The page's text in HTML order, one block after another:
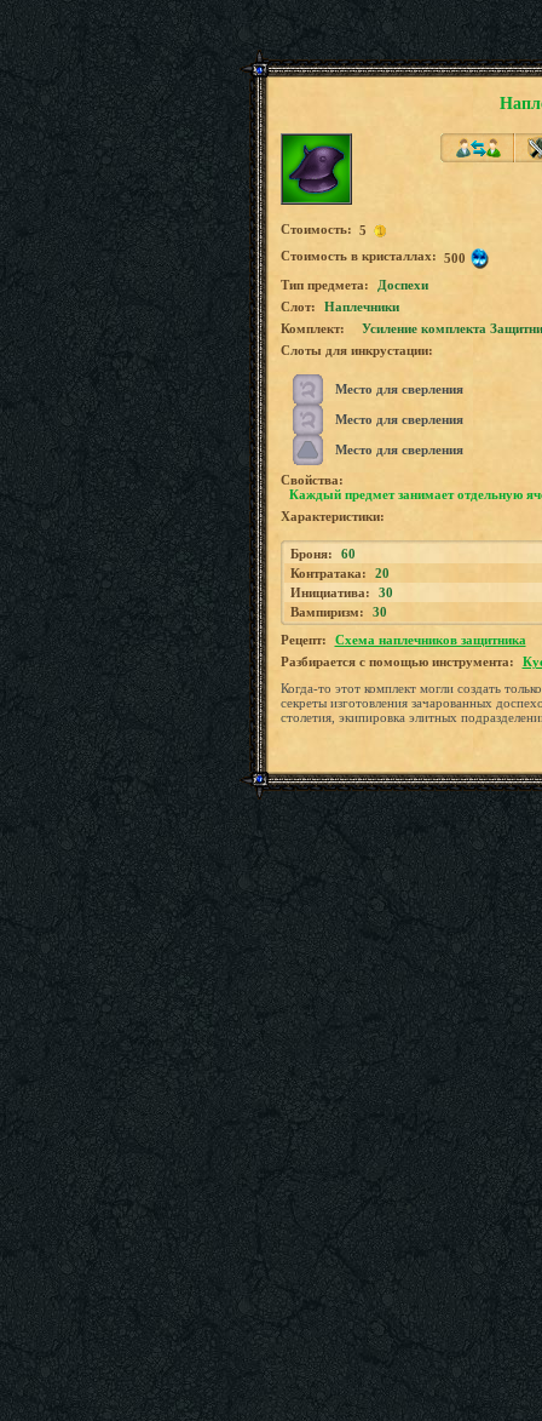
Стоимость: 5
Стоимость в кристаллах: 500
Tип предмета:
Доспехи
Слот:
Наплечники
Комплект:
Усиление комплекта
Слоты для инкрустации:
Место для сверления
Место для сверления
Место для сверления
Свойства:
Каждый предмет занимает отдельную
Характеристики:
Броня:
60
Контратака:
20
Инициатива:
30
Вампиризм:
30
Рецепт:
Схема наплечников защитника
Разбирается с помощью инструмента:
Когда-то этот комплект могли создать
секреты изготовления зачарованных
столетия, экипировка элитных